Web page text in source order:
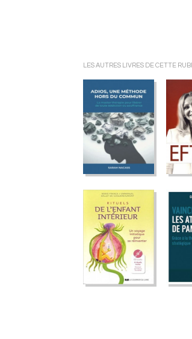
LES AUTRES LIVRES DE CETTE